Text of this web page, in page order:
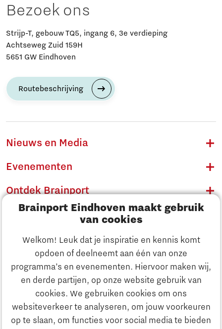
Brainport Eindhoven maakt gebruik
van cookies
Welkom! Leuk dat je inspiratie en kennis komt
opdoen of deelneemt aan één van onze
programma’s en evenementen. Hiervoor maken wij,
en derde partijen, op onze website gebruik van
cookies. We gebruiken cookies om ons
websiteverkeer te analyseren, om jouw voorkeuren
op te slaan, om functies voor social media te bieden
Ontdek Brainport
Innovatie
Bezoek ons
Strijp-T, gebouw TQ5, ingang 6, 3e verdieping
Achtseweg Zuid 159H
5651 GW Eindhoven
Routebeschrijving
Nieuws en Media
Evenementen
Ontdek Brainport
Innovatie
Ondernemen
Onderwijs
Maatschappelijk
Strategie & Organisatie